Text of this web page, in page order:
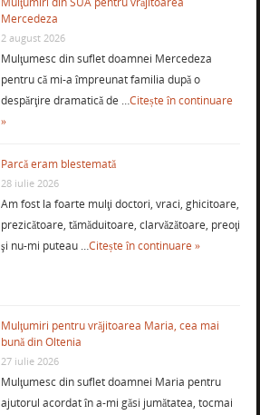
Mercedeza
2 august 2026
Mulţumesc din suflet doamnei Mercedeza
pentru că mi-a împreunat familia după o
despărţire dramatică de …Citește în continuare
»
Parcă eram blestemată
28 iulie 2026
Am fost la foarte mulţi doctori, vraci, ghicitoare,
prezicătoare, tămăduitoare, clarvăzătoare, preoţi
şi nu-mi puteau …Citește în continuare »
Mulţumiri pentru vrăjitoarea Maria, cea mai
bună din Oltenia
27 iulie 2026
Mulţumesc din suflet doamnei Maria pentru
ajutorul acordat în a-mi găsi jumătatea, tocmai